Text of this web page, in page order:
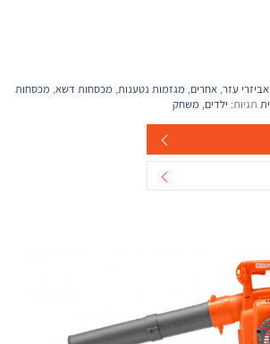
אביזרי עזר, אחרים, מגזמות נטענות, מכסחות דשא, מכסחות
תגיות: ילדים, משחק